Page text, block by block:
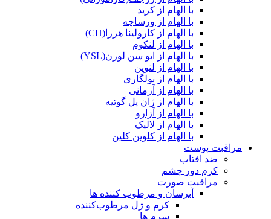
با الهام از کرید
با الهام از ورساچه
با الهام از کارولینا هررا(CH)
با الهام از لنکوم
با الهام از ایو سن لورن(YSL)
با الهام از لنوین
با الهام از بولگاری
با الهام از آرمانی
با الهام از ژان پل گوتیه
با الهام از آزارو
با الهام از لالیک
با الهام از کلوین کلین
مراقبت پوست
ضد افتاب
کرم دور چشم
مراقبت صورت
آبرسان و مرطوب کننده ها
کرم و ژل مرطوب‌کننده
سرم ها